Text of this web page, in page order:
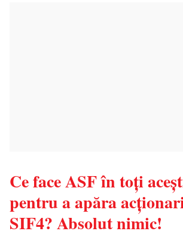
Ce face ASF în toți
pentru a apăra
SIF4? Absolut nimic!